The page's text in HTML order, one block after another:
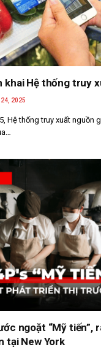
khai Hệ thống truy
24, 2025
Hệ thống truy xuất nguồn
ngoặt “Mỹ tiến”,
tại New York